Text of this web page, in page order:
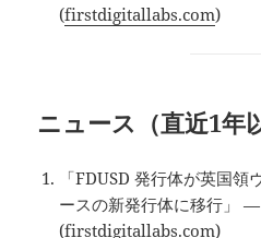
(firstdigitallabs.com)
ニュース（直近1年
「FDUSD 発行体が英国
ースの新発行体に移行」
(firstdigitallabs.com)